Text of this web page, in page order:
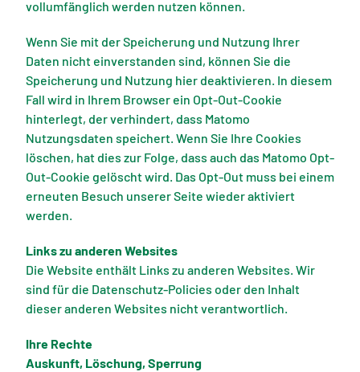
vollumfänglich werden nutzen können.
Wenn Sie mit der Speicherung und Nutzung Ihrer
Daten nicht einverstanden sind, können Sie die
Speicherung und Nutzung hier deaktivieren. In diesem
Fall wird in Ihrem Browser ein Opt-Out-Cookie
hinterlegt, der verhindert, dass Matomo
Nutzungsdaten speichert. Wenn Sie Ihre Cookies
löschen, hat dies zur Folge, dass auch das Matomo Opt-
Out-Cookie gelöscht wird. Das Opt-Out muss bei einem
erneuten Besuch unserer Seite wieder aktiviert
werden.
Links zu anderen Websites
Die Website enthält Links zu anderen Websites. Wir
sind für die Datenschutz-Policies oder den Inhalt
dieser anderen Websites nicht verantwortlich.
Ihre Rechte
Auskunft, Löschung, Sperrung